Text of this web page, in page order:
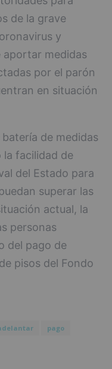
de la grave
y
aportar medidas
por el parón
en situación
de medidas
la facilidad de
del Estado para
superar las
actual, la
personas
del pago de
pisos del Fondo
pago